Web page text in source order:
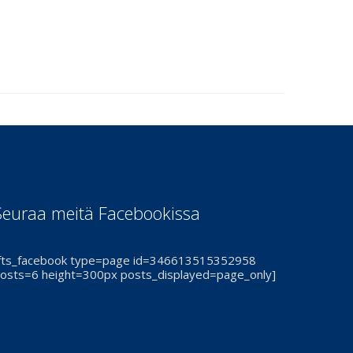
meitä Facebookissa
type=page id=346613515352958
height=300px posts_displayed=page_only]